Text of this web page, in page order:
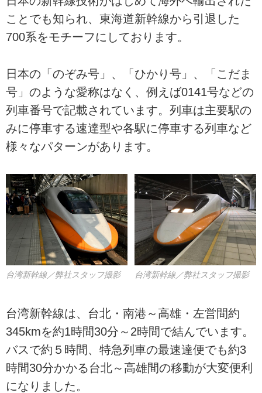
ことでも知られ、東海道新幹線から引退した
700系をモチーフにしております。
日本の「のぞみ号」、「ひかり号」、「こだま
号」のような愛称はなく、例えば0141号などの
列車番号で記載されています。列車は主要駅の
みに停車する速達型や各駅に停車する列車など
様々なパターンがあります。
台湾新幹線／弊社スタッフ撮影 台湾新幹線／弊社スタッフ撮影
台湾新幹線は、台北・南港～高雄・左営間約
345kmを約1時間30分～2時間で結んでいます。
バスで約５時間、特急列車の最速達便でも約3
時間30分かかる台北～高雄間の移動が大変便利
になりました。